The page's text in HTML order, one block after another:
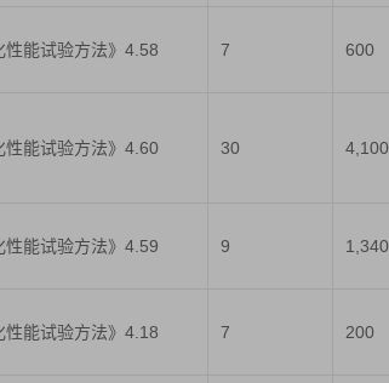
能试验方法》4.58 7 600
能试验方法》4.60 30 4,100
能试验方法》4.59 9 1,340
能试验方法》4.18 7 200